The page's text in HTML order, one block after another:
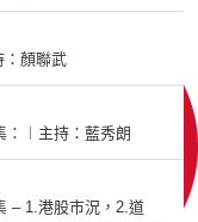
：顏聯武
：︱主持：藍秀朗
– 1.港股市況，2.道